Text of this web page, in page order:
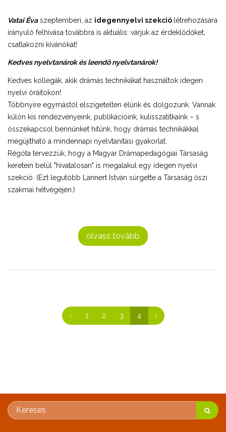
Vatai Évaszeptemberi, az idegennyelvi szekció létrehozására
irányuló felhívása továbbra is aktuális: várjuk az érdeklődőket,
csatlakozni kívánókat!
Kedves nyelvtanárok és leendő nyelvtanárok!
Kedves kollegák, akik drámás technikákat használtok idegen
nyelvi óráitokon!
Többnyire egymástól elszigetelten élünk és dolgozunk. Vannak
külön kis rendezvényeink, publikációink, kulisszatitkaink – s
összekapcsol bennünket hitünk, hogy drámás technikákkal
megújítható a mindennapi nyelvtanítási gyakorlat.
Régóta tervezzük, hogy a Magyar Drámapedagógiai Társaság
keretein belül "hivatalosan" is megalakul egy idegen nyelvi
szekció. (Ezt legutóbb Lannert István sürgette a Társaság őszi
szakmai hétvégéjén.)
olvass tovább
‹ 1 2 3 4 ›